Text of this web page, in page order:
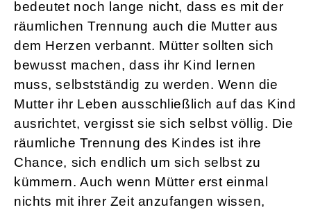
bedeutet noch lange nicht, dass es mit der
räumlichen Trennung auch die Mutter aus
dem Herzen verbannt. Mütter sollten sich
bewusst machen, dass ihr Kind lernen
muss, selbstständig zu werden. Wenn die
Mutter ihr Leben ausschließlich auf das Kind
ausrichtet, vergisst sie sich selbst völlig. Die
räumliche Trennung des Kindes ist ihre
Chance, sich endlich um sich selbst zu
kümmern. Auch wenn Mütter erst einmal
nichts mit ihrer Zeit anzufangen wissen,